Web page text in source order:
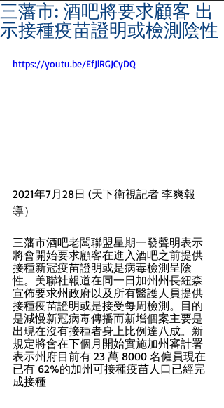
三藩市: 酒吧將要求顧客 出
示接種疫苗證明或檢測陰性
https://youtu.be/EfJlRGJCyDQ
2021年7月28日 (天下衛視記者 李爽報
導）
三藩市酒吧老闆聯盟星期一發聲明表示
將會開始要求顧客在進入酒吧之前提供
接種新冠疫苗證明或是病毒檢測呈陰
性。美聯社報道在同一日加州州長紐森
宣佈要求州政府以及所有醫護人員提供
接種疫苗證明或是接受每周檢測。目的
是減慢新冠病毒傳播而新增個案主要是
出現在沒有接種者身上比例達八成。新
規定將會在下個月開始實施加州審計署
表示州府目前有 23 萬 8000 名僱員現在
已有 62%的加州可接種疫苗人口已經完
成接種